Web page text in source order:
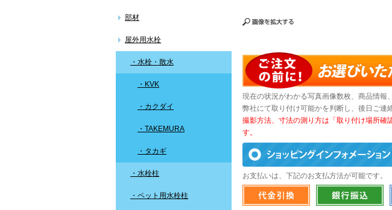
部材
屋外用水栓
・水栓・散水
・KVK
・カクダイ
・TAKEMURA
・タカギ
・水栓柱
・ペット用水栓柱
現在の状況がわかる写真画像数枚、商品情報
弊社にて取り付け可能かを判断し、後日ご連
撮影方法、寸法の測り方は「取り付け場所確
す。
お支払いは、下記のお支払方法が可能です。